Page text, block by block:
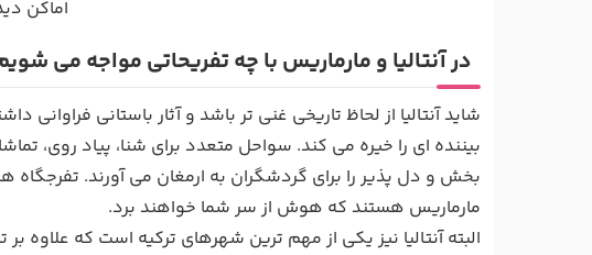
اماکن
در آنتالیا و مارماریس با چه تفریحاتی مواجه می
شاید آنتالیا از لحاظ تاریخی غنی تر باشد و آثار باستانی
بیننده ای را خیره می کند. سواحل متعدد برای شنا، پیاد روی،
بخش و دل پذیر را برای گردشگران به ارمغان می آورند.
مارماریس هستند که هوش از سر شما خواهند برد.
البته آنتالیا نیز یکی از مهم ترین شهرهای ترکیه است که علاوه